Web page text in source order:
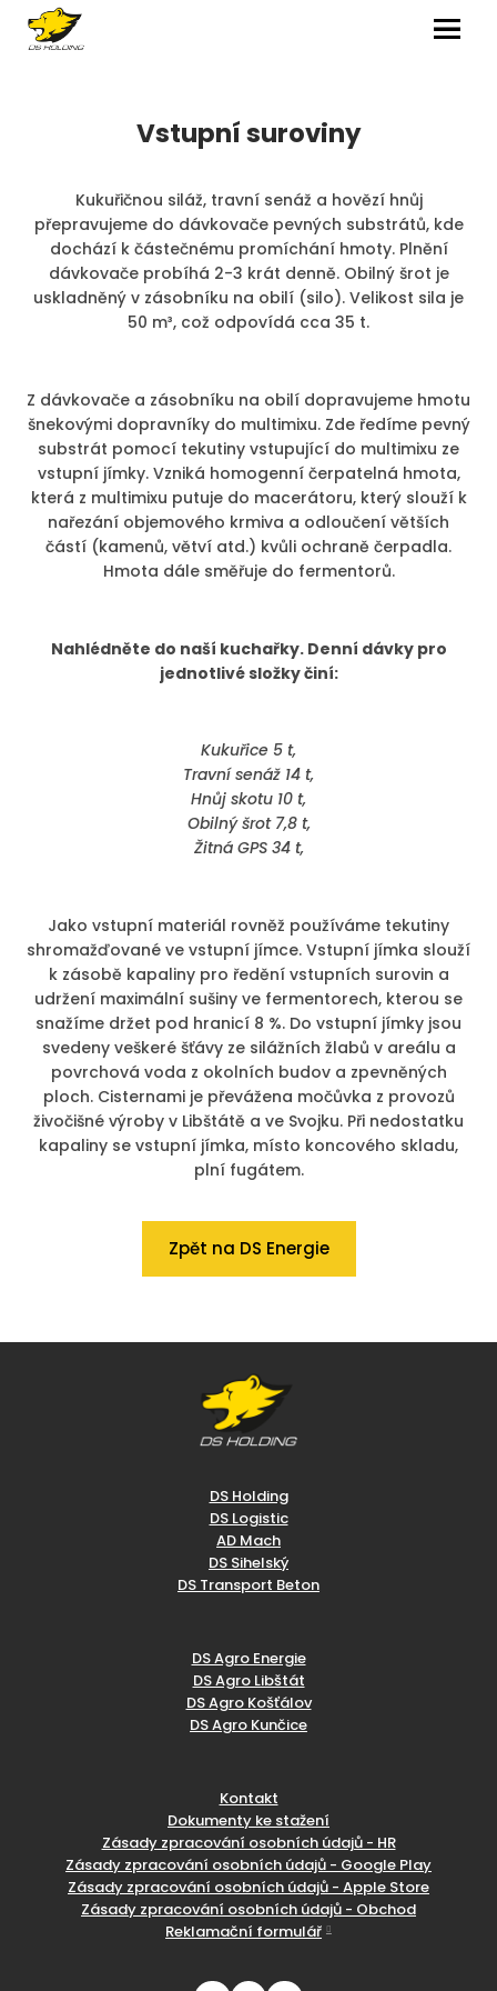
MENU
Vstupní suroviny
Kukuřičnou siláž, travní senáž a hovězí hnůj
přepravujeme do dávkovače pevných substrátů, kde
dochází k částečnému promíchání hmoty. Plnění
dávkovače probíhá 2-3 krát denně. Obilný šrot je
uskladněný v zásobníku na obilí (silo). Velikost sila je
50 m³, což odpovídá cca 35 t.
Z dávkovače a zásobníku na obilí dopravujeme hmotu
šnekovými dopravníky do multimixu. Zde ředíme pevný
substrát pomocí tekutiny vstupující do multimixu ze
vstupní jímky. Vzniká homogenní čerpatelná hmota,
která z multimixu putuje do macerátoru, který slouží k
nařezání objemového krmiva a odloučení větších
částí (kamenů, větví atd.) kvůli ochraně čerpadla.
Hmota dále směřuje do fermentorů.
Nahlédněte do naší kuchařky. Denní dávky pro
jednotlivé složky činí:
Kukuřice 5 t,
Travní senáž 14 t,
Hnůj skotu 10 t,
Obilný šrot 7,8 t,
Žitná GPS 34 t,
Jako vstupní materiál rovněž používáme tekutiny
shromažďované ve vstupní jímce. Vstupní jímka slouží
k zásobě kapaliny pro ředění vstupních surovin a
udržení maximální sušiny ve fermentorech, kterou se
snažíme držet pod hranicí 8 %. Do vstupní jímky jsou
svedeny veškeré šťávy ze silážních žlabů v areálu a
povrchová voda z okolních budov a zpevněných
ploch. Cisternami je převážena močůvka z provozů
živočišné výroby v Libštátě a ve Svojku. Při nedostatku
kapaliny se vstupní jímka, místo koncového skladu,
plní fugátem.
Zpět na DS Energie
DS Holding
DS Logistic
AD Mach
DS Sihelský
DS Transport Beton
DS Agro Energie
DS Agro Libštát
DS Agro Košťálov
DS Agro Kunčice
Kontakt
Dokumenty ke stažení
Zásady zpracování osobních údajů - HR
Zásady zpracování osobních údajů - Google Play
Zásady zpracování osobních údajů - Apple Store
Zásady zpracování osobních údajů - Obchod
Reklamační formulář